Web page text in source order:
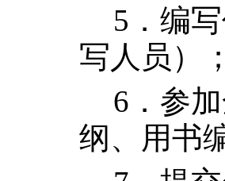
5．编
写人员）；
6．参
纲、用书